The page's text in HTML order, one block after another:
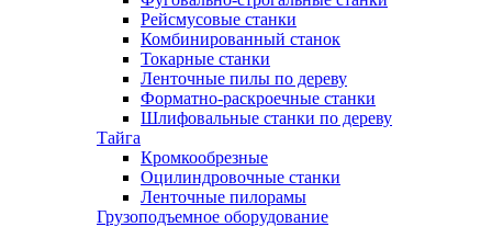
Рейсмусовые станки
Комбинированный станок
Токарные станки
Ленточные пилы по дереву
Форматно-раскроечные станки
Шлифовальные станки по дереву
Тайга
Кромкообрезные
Оцилиндровочные станки
Ленточные пилорамы
Грузоподъемное оборудование